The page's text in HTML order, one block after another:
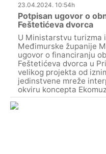
23.04.2024. 10:54h
Potpisan ugovor o
Feštetićeva dvorca
U Ministarstvu turizma
Međimurske županije
ugovor o financiranju
Feštetićeva dvorca u
velikog projekta od
jedinstvene mreže
okviru koncepta